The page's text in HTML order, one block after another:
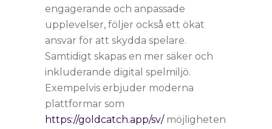
engagerande och anpassade
upplevelser, följer också ett ökat
ansvar för att skydda spelare.
Samtidigt skapas en mer säker och
inkluderande digital spelmiljö.
Exempelvis erbjuder moderna
plattformar som
https://goldcatch.app/sv/möjligheten